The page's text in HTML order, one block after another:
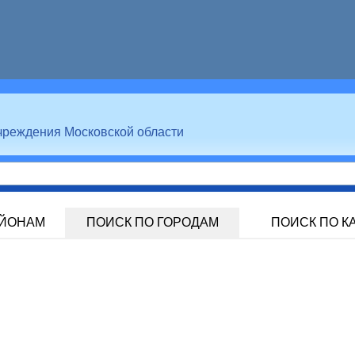
Московской области
ПОИСК ПО ГОРОДАМ ПОИСК ПО